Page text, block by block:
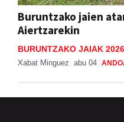
Buruntzako jaien
Aiertzarekin
BURUNTZAKO JAIAK 2026
Xabat Minguez abu 04